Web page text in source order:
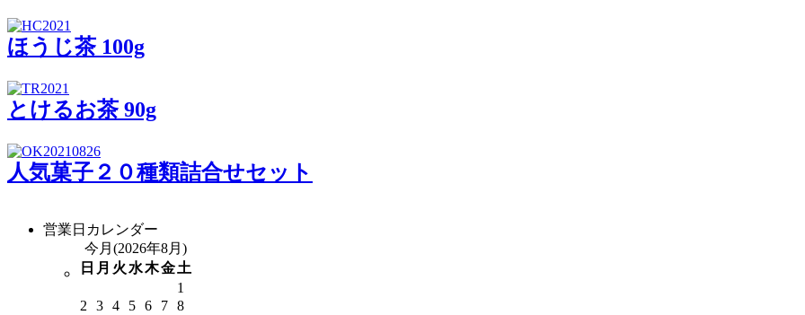
ほうじ茶 100g
とけるお茶 90g
人気菓子２０種類詰合せセット
営業日カレンダー
今月(2026年8月)
日 月 火 水木金土
1
2
3 4 5 6 7 8